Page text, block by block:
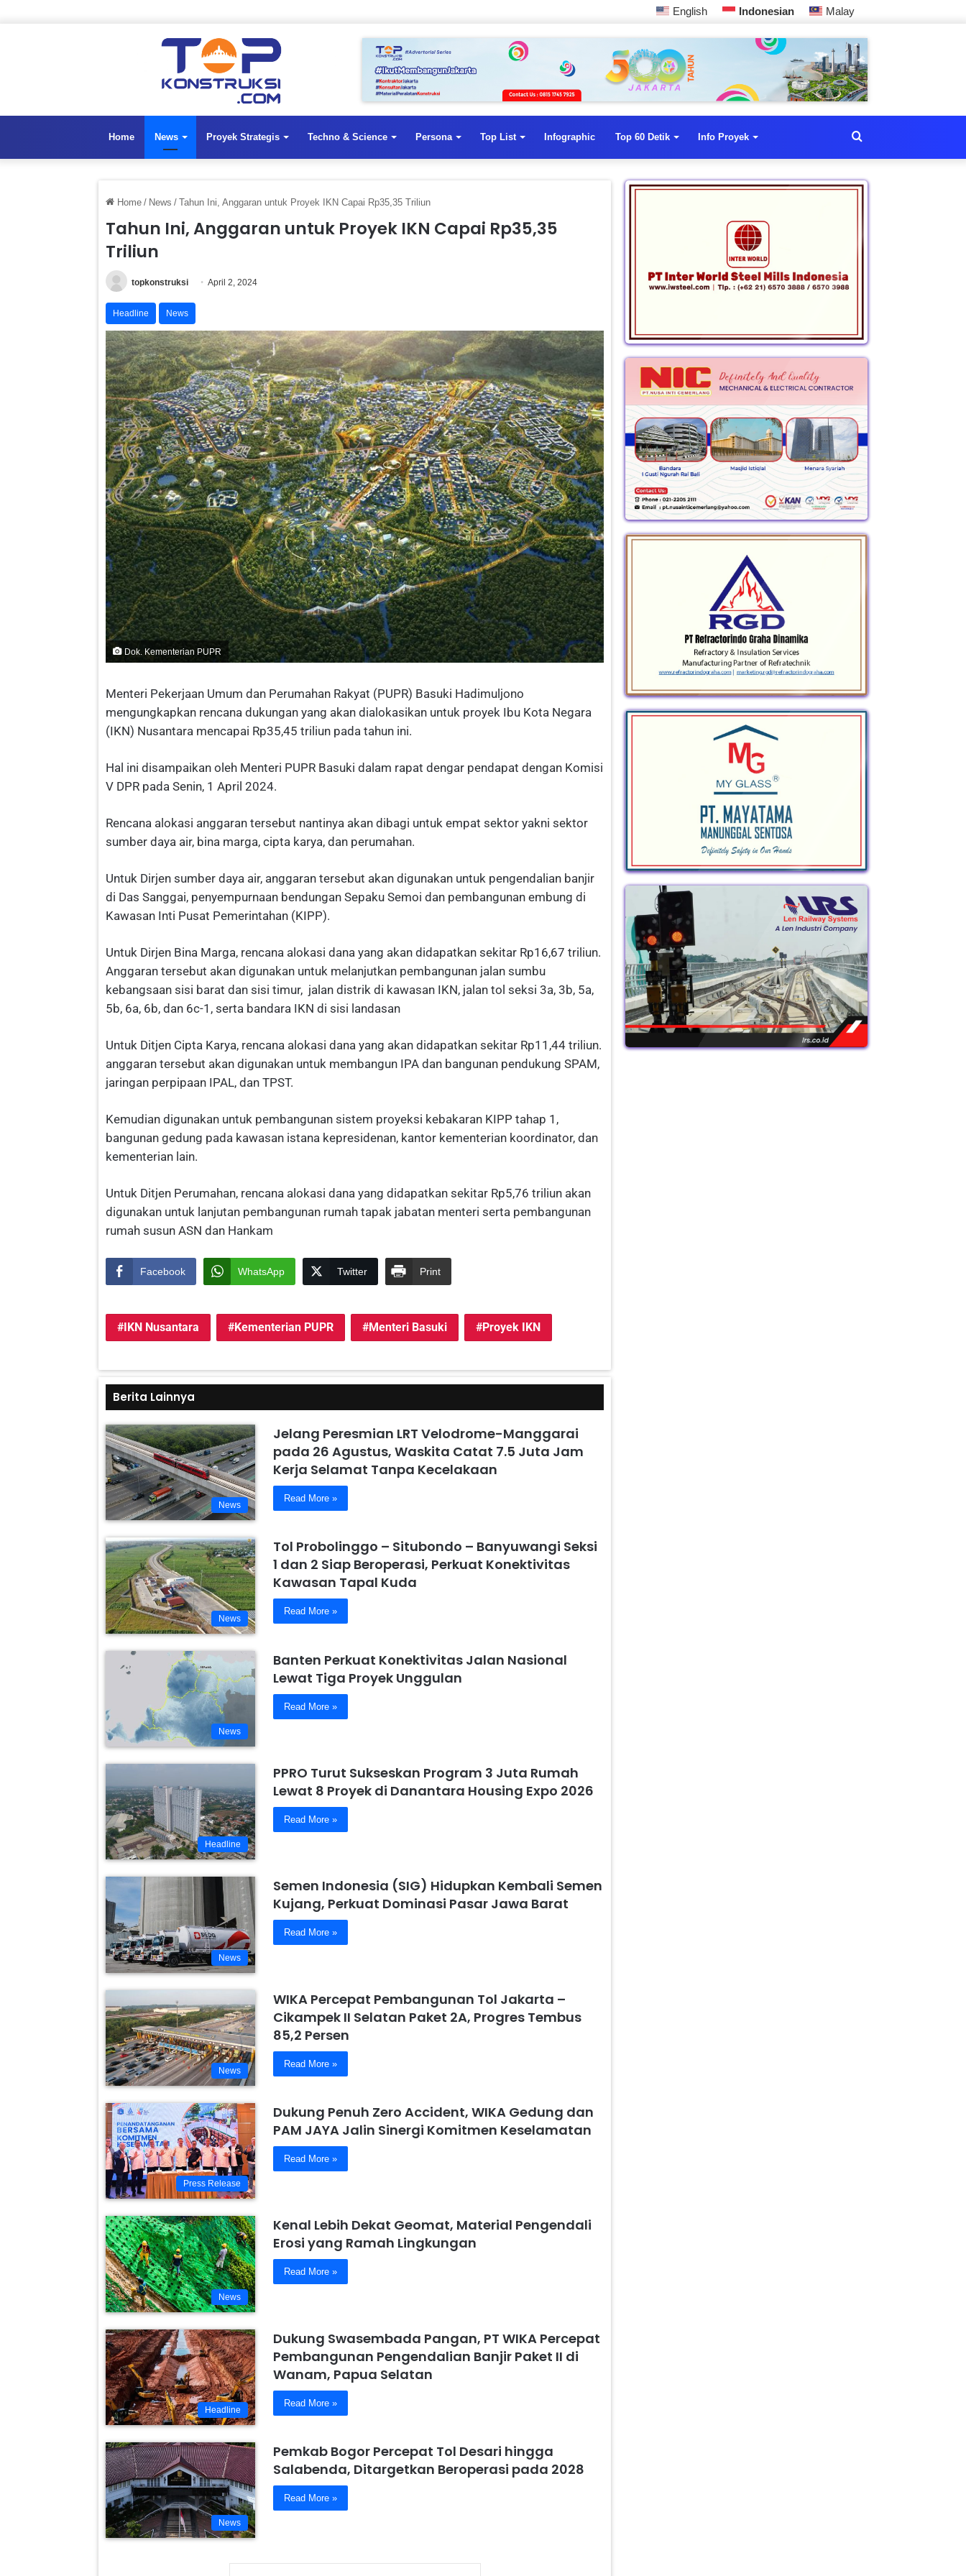
English Indonesian Malay
Home News Proyek Strategis Techno & Science Persona Top List Infographic Top 60 Detik Info Proyek
Home / News / Tahun Ini, Anggaran untuk Proyek IKN Capai Rp35,35 Triliun
Tahun Ini, Anggaran untuk Proyek IKN Capai Rp35,35
Triliun
topkonstruksi April 2, 2024
Headline News
Dok. Kementerian PUPR
Menteri Pekerjaan Umum dan Perumahan Rakyat (PUPR) Basuki Hadimuljono
mengungkapkan rencana dukungan yang akan dialokasikan untuk proyek Ibu Kota Negara
(IKN) Nusantara mencapai Rp35,45 triliun pada tahun ini.
Hal ini disampaikan oleh Menteri PUPR Basuki dalam rapat dengar pendapat dengan Komisi
V DPR pada Senin, 1 April 2024.
Rencana alokasi anggaran tersebut nantinya akan dibagi untuk empat sektor yakni sektor
sumber daya air, bina marga, cipta karya, dan perumahan.
Untuk Dirjen sumber daya air, anggaran tersebut akan digunakan untuk pengendalian banjir
di Das Sanggai, penyempurnaan bendungan Sepaku Semoi dan pembangunan embung di
Kawasan Inti Pusat Pemerintahan (KIPP).
Untuk Dirjen Bina Marga, rencana alokasi dana yang akan didapatkan sekitar Rp16,67 triliun.
Anggaran tersebut akan digunakan untuk melanjutkan pembangunan jalan sumbu
kebangsaan sisi barat dan sisi timur, jalan distrik di kawasan IKN, jalan tol seksi 3a, 3b, 5a,
5b, 6a, 6b, dan 6c-1, serta bandara IKN di sisi landasan
Untuk Ditjen Cipta Karya, rencana alokasi dana yang akan didapatkan sekitar Rp11,44 triliun.
anggaran tersebut akan digunakan untuk membangun IPA dan bangunan pendukung SPAM,
jaringan perpipaan IPAL, dan TPST.
Kemudian digunakan untuk pembangunan sistem proyeksi kebakaran KIPP tahap 1,
bangunan gedung pada kawasan istana kepresidenan, kantor kementerian koordinator, dan
kementerian lain.
Untuk Ditjen Perumahan, rencana alokasi dana yang didapatkan sekitar Rp5,76 triliun akan
digunakan untuk lanjutan pembangunan rumah tapak jabatan menteri serta pembangunan
rumah susun ASN dan Hankam
Facebook WhatsApp Twitter Print
IKN Nusantara Kementerian PUPR Menteri Basuki Proyek IKN
Berita Lainnya
News
Jelang Peresmian LRT Velodrome-Manggarai
pada 26 Agustus, Waskita Catat 7.5 Juta Jam
Kerja Selamat Tanpa Kecelakaan
Read More »
News
Tol Probolinggo – Situbondo – Banyuwangi Seksi
1 dan 2 Siap Beroperasi, Perkuat Konektivitas
Kawasan Tapal Kuda
Read More »
News
Banten Perkuat Konektivitas Jalan Nasional
Lewat Tiga Proyek Unggulan
Read More »
Headline
PPRO Turut Sukseskan Program 3 Juta Rumah
Lewat 8 Proyek di Danantara Housing Expo 2026
Read More »
News
Semen Indonesia (SIG) Hidupkan Kembali Semen
Kujang, Perkuat Dominasi Pasar Jawa Barat
Read More »
News
WIKA Percepat Pembangunan Tol Jakarta –
Cikampek II Selatan Paket 2A, Progres Tembus
85,2 Persen
Read More »
Press Release
Dukung Penuh Zero Accident, WIKA Gedung dan
PAM JAYA Jalin Sinergi Komitmen Keselamatan
Read More »
News
Kenal Lebih Dekat Geomat, Material Pengendali
Erosi yang Ramah Lingkungan
Read More »
Headline
Dukung Swasembada Pangan, PT WIKA Percepat
Pembangunan Pengendalian Banjir Paket II di
Wanam, Papua Selatan
Read More »
News
Pemkab Bogor Percepat Tol Desari hingga
Salabenda, Ditargetkan Beroperasi pada 2028
Read More »